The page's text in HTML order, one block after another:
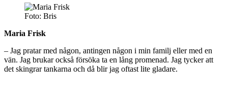
Foto: Bris
Maria Frisk
– Jag pratar med någon, antingen någon i min familj eller med en
vän. Jag brukar också försöka ta en lång promenad. Jag tycker att
det skingrar tankarna och då blir jag oftast lite gladare.